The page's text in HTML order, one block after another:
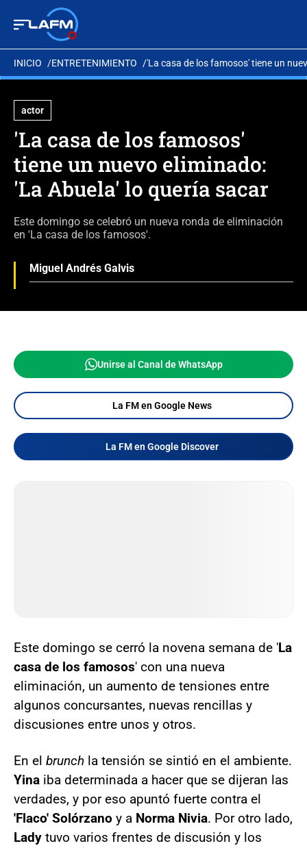
INICIO ENTRETENIMIENTO 'La casa de los famosos' tiene un
actor
'La casa de los famosos'
tiene un nuevo eliminado:
'La Abuela' lo quería sacar
Este domingo se celebró un nueva ronda de eliminación
en 'La casa de los famosos'.
Miguel Andrés Galvis
Unirse al Canal de WhatsApp
La FM en Google News
La FM en Google Discover
Este domingo se cerró la novena semana de 'La
casa de los famosos' con una nueva
eliminación, un aumento de tensiones entre
algunos concursantes, nuevas rencillas y
discusiones entre unos y otros.
En el brunch la tensión se sintió en el ambiente.
Yina iba determinada a hacer que se dijeran las
verdades, y por eso apuntó fuerte contra el
'Flaco' Solórzano y a Norma Nivia. Por otro lado,
Lady tuvo varios frentes de discusión y los